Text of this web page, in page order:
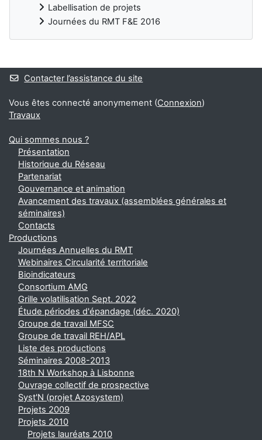
Labellisation de projets
Journées du RMT F&E 2016
Blocs
Contacter l’assistance du site
Vous êtes connecté anonymement (Connexion)
Travaux
Qui sommes nous ?
Présentation
Historique du Réseau
Partenariat
Gouvernance et animation
Avancement des travaux (assemblées générales et
séminaires)
Contacts
Productions
Journées Annuelles du RMT
Webinaires Circularité territoriale
Bioindicateurs
Consortium AMG
Grille volatilisation Sept. 2022
Étude périodes d'épandage (déc. 2020)
Groupe de travail MFSC
Groupe de travail REH/APL
Liste des productions
Séminaires 2008-2013
18th N Workshop à Lisbonne
Ouvrage collectif de prospective
Syst'N (projet Azosystem)
Projets 2009
Projets 2010
Projets lauréats 2010